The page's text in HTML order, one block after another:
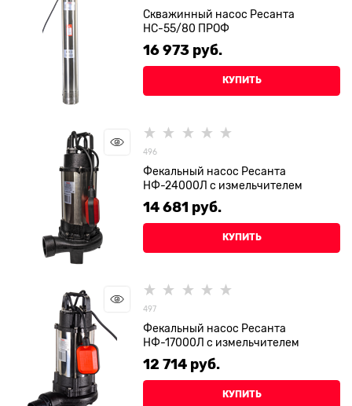
Скважинный насос Ресанта
НС-55/80 ПРОФ
16 973 руб.
КУПИТЬ
496
Фекальный насос Ресанта
НФ-24000Л с измельчителем
14 681 руб.
КУПИТЬ
497
Фекальный насос Ресанта
НФ-17000Л с измельчителем
12 714 руб.
КУПИТЬ